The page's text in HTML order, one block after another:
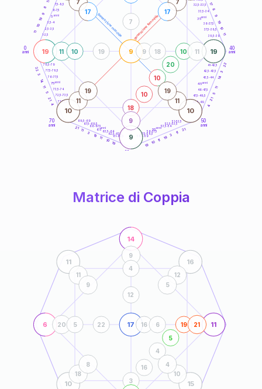
generazione maschile generazione femminile
0
anni
40
anni
50
anni
60
70
anni
1-2,5
2,5-3,5
3,5-4
6-7,5
7,5-8,5
32,5-33,5
33,5-34
36-37,5
37,5-38,5
38,5-39
41-42,5
42,5-43,5
43,5-44
46-47,5
47,5-48,5
48,5-49
51-52,5
52,5-53,5
53,5-54
56-57,5
57,5-58,5
58,5-59
61-62,5
62,5-63,5
63,5-64
66-67,5
67,5-68,5
68,5-69
71-72,5
72,5-73,5
73,5-74
76-77,5
77,5-78,5
78,5-79
11
10
19
9
8
17
17
8
9
19
10
11
22
3
14
11
5
21
4
21
11
3
19
11
10
19
19
10
11
19
3
11
21
4
21
5
11
14
3
22
19 19
9
9
10 10
18
10
10
20
10
11 11
9
10 9 18
19
7
7
17
7
17
11
19
11
19
5anni
35anni
45anni
55anni
65anni
75anni
Matrice di Coppia
6
14
11
17
11 16
10 15
3
16
4
5
19
20
9
21
5
4
16 6
22
12
11
9
12
5
18
8
10
4